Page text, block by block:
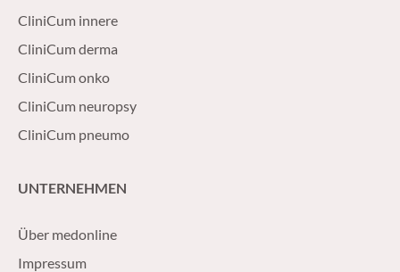
CliniCum innere
CliniCum derma
CliniCum onko
CliniCum neuropsy
CliniCum pneumo
UNTERNEHMEN
Über medonline
Impressum